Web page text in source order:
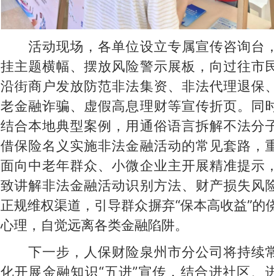
活动现场，各单位设立专属宣传咨询台
挂主题横幅、摆放风险警示展板，向过往市民
沿街商户发放防范非法集资、非法代理退保
老金融诈骗、虚假高息理财等宣传折页。同
结合本地典型案例，用通俗语言拆解不法分
借保险名义实施非法金融活动的常见套路，
面向中老年群众、小微企业主开展精准提示
致讲解非法金融活动识别方法、财产损失风
正规维权渠道，引导群众摒弃“保本高收益”的
心理，自觉远离各类金融陷阱。
下一步，人保财险泉州市分公司将持续
化开展金融知识“五进”宣传，结合进社区、